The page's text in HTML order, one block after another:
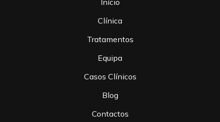
Clínica
Tratamentos
Equipa
Casos Clínicos
Blog
Contactos